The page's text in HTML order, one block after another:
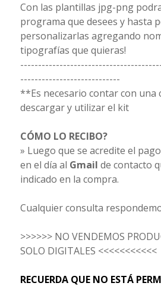
Con las plantillas jpg-png
programa que desees y hasta
personalizarlas agregando
tipografías que quieras!
----------------------------
**Es necesario contar con una
descargar y utilizar el kit
CÓMO LO RECIBO?
» Luego que se acredite el
en el día al Gmail de contacto
indicado en la compra.
Cualquier consulta
>>>>>> NO VENDEMOS
SOLO DIGITALES <<<<<<<<<<<
RECUERDA QUE NO ESTÁ